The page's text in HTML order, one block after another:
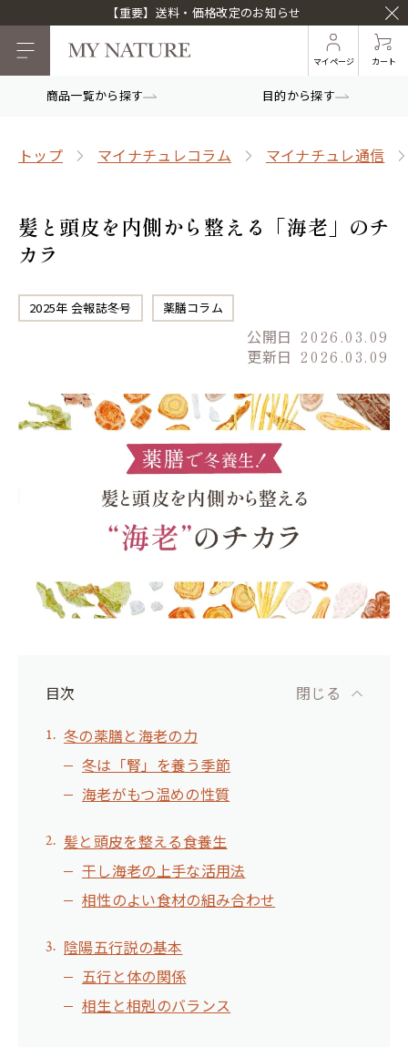
【重要】送料・価格改定のお知らせ
マイページ カート
商品一覧から探す 目的から探す
トップ マイナチュレコラム マイナチュレ通信
髪と頭皮を内側から整える「海老」のチ
カラ
2025年 会報誌冬号 薬膳コラム
公開日 2026.03.09
更新日 2026.03.09
目次
冬の薬膳と海老の力
冬は「腎」を養う季節
海老がもつ温めの性質
髪と頭皮を整える食養生
干し海老の上手な活用法
相性のよい食材の組み合わせ
陰陽五行説の基本
五行と体の関係
相生と相剋のバランス
閉じる